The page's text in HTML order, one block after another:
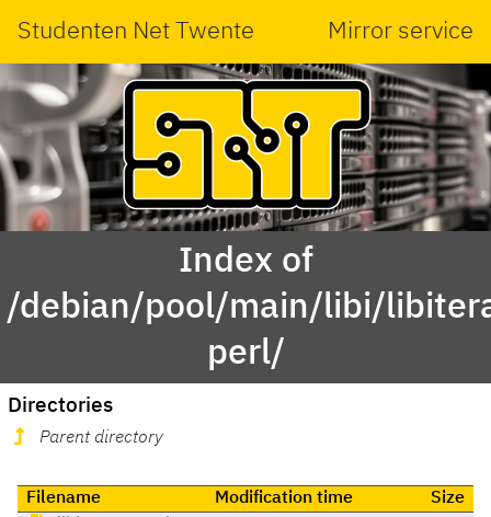
Studenten Net Twente Mirror service
Index of
/debian/pool/main/libi/
perl/
Directories
Parent directory
Filename Modification time
Size